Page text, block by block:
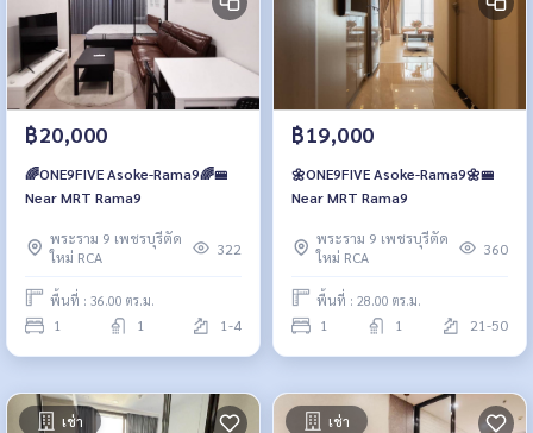
฿20,000
🌈ONE9FIVE Asoke-Rama9🌈🚝
Near MRT Rama9
พระราม 9 เพชรบุรีตัด
ใหม่ RCA
322
พื้นที่ : 36.00 ตร.ม.
1 1 1-4
฿19,000
🌼ONE9FIVE Asoke-Rama9🌼🚝
Near MRT Rama9
พระราม 9 เพชรบุรีตัด
ใหม่ RCA
360
พื้นที่ : 28.00 ตร.ม.
1 1 21-50
เช่า เช่า